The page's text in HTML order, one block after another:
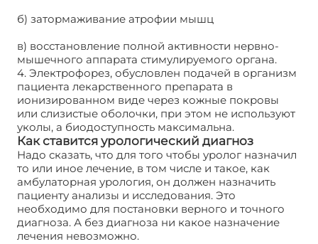
б) затормаживание атрофии мышц
в) восстановление полной активности нервно-
мышечного аппарата стимулируемого органа.
4. Электрофорез, обусловлен подачей в организм
пациента лекарственного препарата в
ионизированном виде через кожные покровы
или слизистые оболочки, при этом не используют
уколы, а биодоступность максимальна.
Как ставится урологический диагноз
Надо сказать, что для того чтобы уролог назначил
то или иное лечение, в том числе и такое, как
амбулаторная урология, он должен назначить
пациенту анализы и исследования. Это
необходимо для постановки верного и точного
диагноза. А без диагноза ни какое назначение
лечения невозможно.